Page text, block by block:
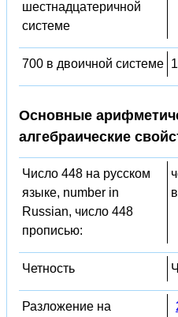
шестнадцатеричной
системе
700 в двоичной системе
Основные
алгебраические
Число 448 на русском
языке, number in
Russian, число 448
прописью:
Четность
Разложение на